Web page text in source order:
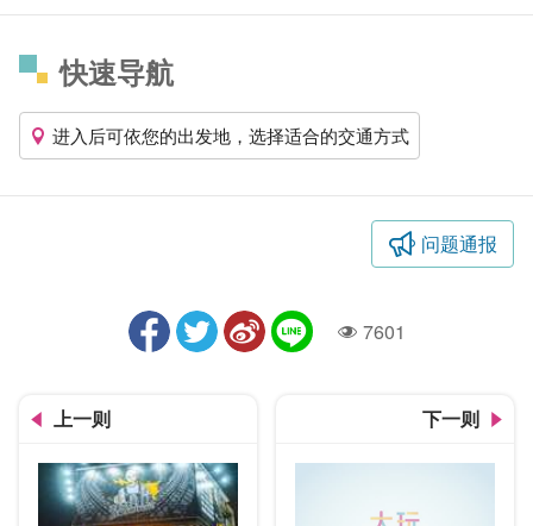
快速导航
进入后可依您的出发地，选择适合的交通方式
问题通报
人气7601
上一则 下一则